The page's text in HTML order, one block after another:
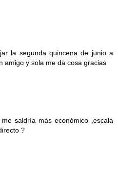
la segunda quincena de junio a
amigo y sola me da cosa gracias
saldría más económico ,escala
?